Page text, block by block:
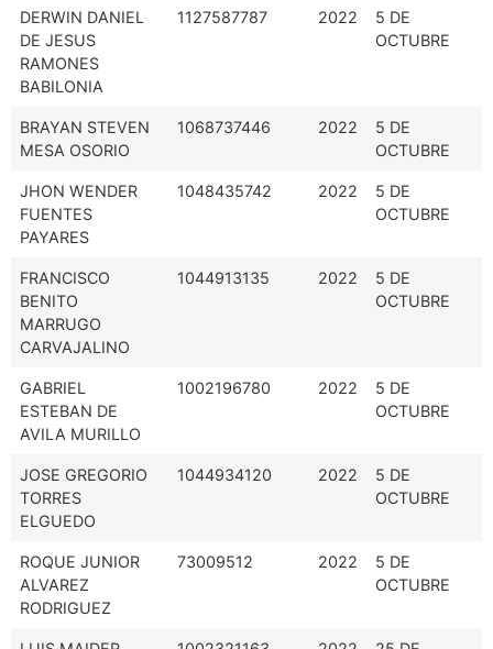
DERWIN DANIEL
DE JESUS
RAMONES
BABILONIA
1127587787 2022
5 DE
OCTUBRE
BRAYAN STEVEN
MESA OSORIO
1068737446 2022
5 DE
OCTUBRE
JHON WENDER
FUENTES
PAYARES
1048435742 2022
5 DE
OCTUBRE
FRANCISCO
BENITO
MARRUGO
CARVAJALINO
1044913135 2022
5 DE
OCTUBRE
GABRIEL
ESTEBAN DE
AVILA MURILLO
1002196780 2022
5 DE
OCTUBRE
JOSE GREGORIO
TORRES
ELGUEDO
1044934120 2022
5 DE
OCTUBRE
ROQUE JUNIOR
ALVAREZ
RODRIGUEZ
73009512 2022
5 DE
OCTUBRE